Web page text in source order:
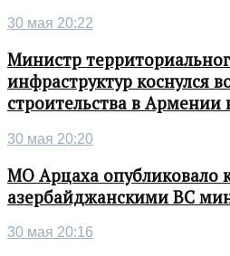
30 мая 20:22
Министр
инфраструктур коснулся
строительства в
30 мая 20:20
МО Арцаха опубликовало
азербайджанскими ВС
30 мая 20:16